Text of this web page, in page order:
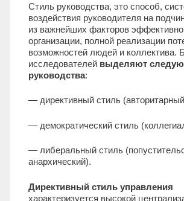
Стиль руководства, это способ,
воздействия руководителя на
из важнейших факторов
организации, полной реализации
возможностей людей и коллектива.
исследователей выделяют
руководства:
— директивный стиль
— демократический стиль
— либеральный стиль
анархический).
Директивный стиль управления
характеризуется высокой